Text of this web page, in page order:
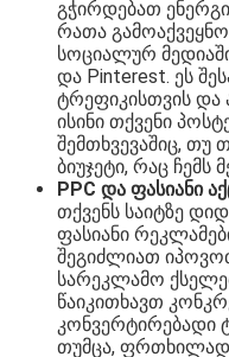
გჭირდებათ
რათა
სოციალურ
და Pinterest. ეს
ტრეფიკისთვის და
ისინი თქვენი
შემთხვევაშიც, თუ
ბიუჯეტი, რაც ჩემს
PPC და ფასიანი
თქვენს საიტზე
ფასიანი
შეგიძლიათ
სარეკლამო
წაიკითხავთ
კონვერტირებადი
თუმცა, ფრთხილად